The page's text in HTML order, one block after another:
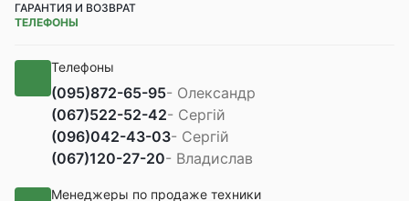
ГАРАНТИЯ И ВОЗВРАТ
ТЕЛЕФОНЫ
Телефоны
(095)872-65-95- Олександр
(067)522-52-42- Сергій
(096)042-43-03- Сергій
(067)120-27-20- Владислав
Менеджеры по продаже техники